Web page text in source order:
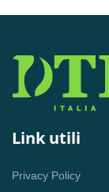
Link utili
Privacy Policy